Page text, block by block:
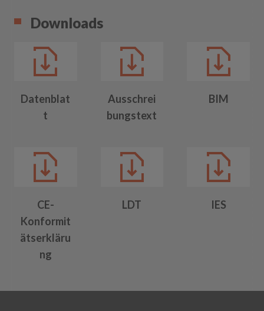
Downloads
Datenblat
t
Ausschrei
bungstext
BIM
CE-
Konformit
ätserkläru
ng
LDT IES